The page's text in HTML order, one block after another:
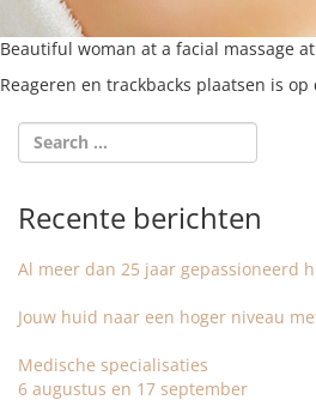
Beautiful woman at a facial massage
Reageren en trackbacks plaatsen is
Recente berichten
Al meer dan 25 jaar gepassioneerd
Jouw huid naar een hoger niveau
Medische specialisaties
6 augustus en 17 september